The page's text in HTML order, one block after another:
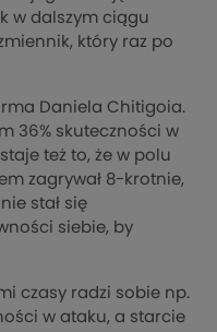
w dalszym ciągu
który raz po
Daniela Chitigoia.
36% skuteczności w
też to, że w polu
zagrywał 8-krotnie,
stał się
siebie, by
czasy radzi sobie np.
w ataku, a starcie